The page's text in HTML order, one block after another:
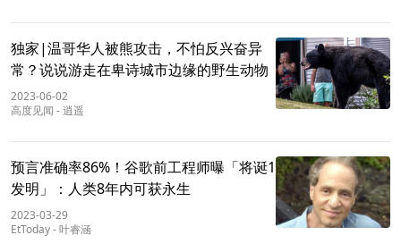
独家|温哥华人被熊攻击，不怕反兴奋异
常？说说游走在卑诗城市边缘的野生动物
2023-06-02
高度见闻 -逍遥
预言准确率86%！谷歌前工程师曝「将诞1
发明」：人类8年内可获永生
2023-03-29
EtToday-叶睿涵